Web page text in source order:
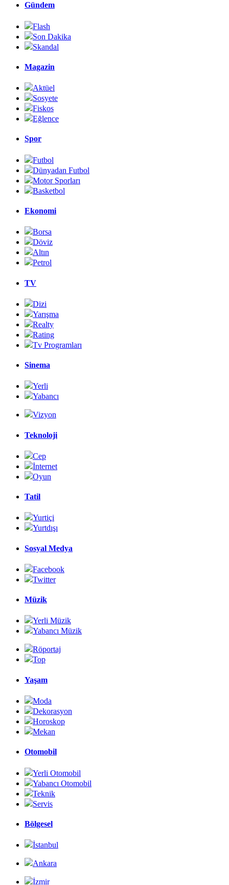
Gündem
Flash
Son Dakika
Skandal
Magazin
Aktüel
Sosyete
Fiskos
Eğlence
Spor
Futbol
Dünyadan Futbol
Motor Sporları
Basketbol
Ekonomi
Borsa
Döviz
Altın
Petrol
TV
Dizi
Yarışma
Realty
Rating
Tv Programları
Sinema
Yerli
Yabancı
Vizyon
Teknoloji
Cep
İnternet
Oyun
Tatil
Yurtiçi
Yurtdışı
Sosyal Medya
Facebook
Twitter
Müzik
Yerli Müzik
Yabancı Müzik
Röportaj
Top
Yaşam
Moda
Dekorasyon
Horoskop
Mekan
Otomobil
Yerli Otomobil
Yabancı Otomobil
Teknik
Servis
Bölgesel
İstanbul
Ankara
İzmir